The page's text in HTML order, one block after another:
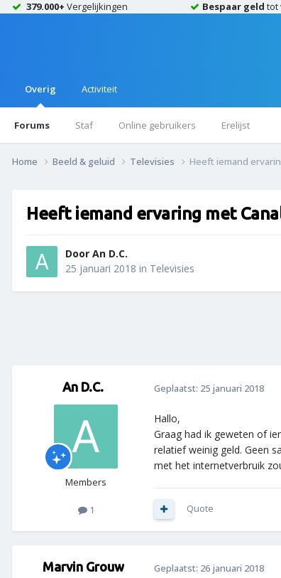
379.000+ Vergelijkingen Bespaar geld tot
Overig
Forums Staf Online gebruikers Erelijst
Activiteit
Home Beeld & geluid Televisies Heeft iemand
Heeft iemand ervaring met
Door An D.C.
25 januari 2018 in Televisies
An D.C.
Members
1
Geplaatst: 25 januari 2018
Hallo,
Graag had ik geweten of
relatief weinig geld. Geen
met het internetverbruik
Quote
Marvin Grouw Geplaatst: 26 januari 2018